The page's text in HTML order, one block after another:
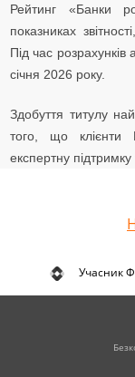
Рейтинг «Банки
показниках
Під час розрахунків
січня 2026 року.
Здобуття титулу
того, що клієнти
експертну підтримку
Учасник